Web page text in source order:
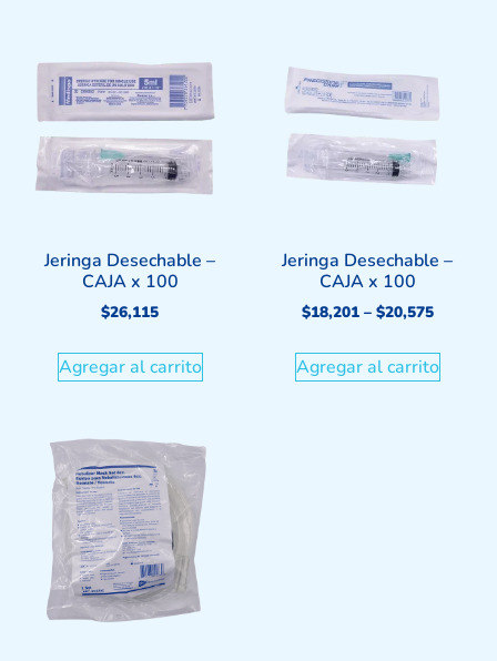
Jeringa Desechable –
CAJA x 100
$26,115
Agregar al carrito
Jeringa Desechable –
CAJA x 100
$18,201 – $20,575
Agregar al carrito